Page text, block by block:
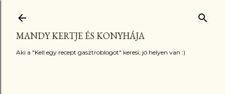
MANDY KERTJE ÉS KONYHÁJA
Aki a "Kell egy recept gasztroblogot" keresi, jó helyen van :)